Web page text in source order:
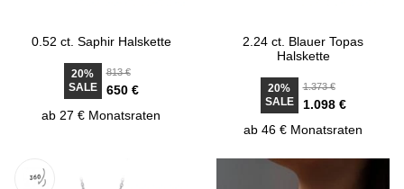
0.52 ct. Saphir Halskette
20%
SALE
813 €
650 €
ab 27 € Monatsraten
2.24 ct. Blauer Topas
Halskette
20%
SALE
1.373 €
1.098 €
ab 46 € Monatsraten